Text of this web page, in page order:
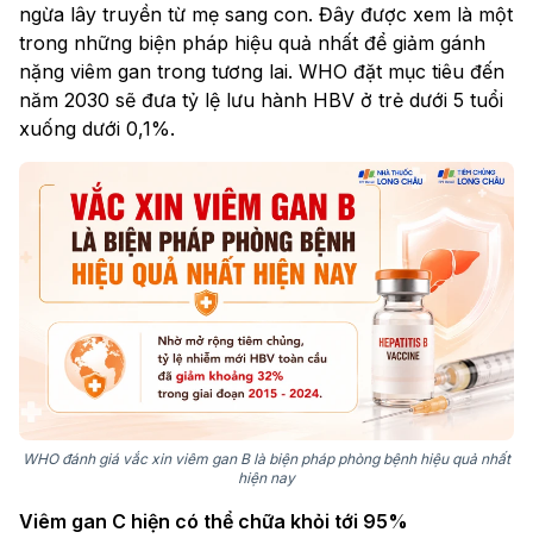
ngừa lây truyền từ mẹ sang con. Đây được xem là một
trong những biện pháp hiệu quả nhất để giảm gánh
nặng viêm gan trong tương lai. WHO đặt mục tiêu đến
năm 2030 sẽ đưa tỷ lệ lưu hành HBV ở trẻ dưới 5 tuổi
xuống dưới 0,1%.
WHO đánh giá vắc xin viêm gan B là biện pháp phòng bệnh hiệu quả nhất
hiện nay
Viêm gan C hiện có thể chữa khỏi tới 95%